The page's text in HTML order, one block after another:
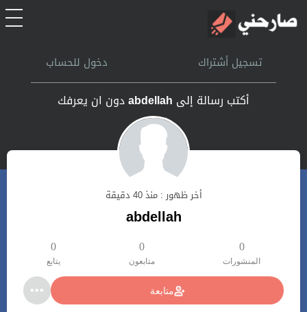
الرئيسيةتسجيل أشتراك دخول للحساب
أكتب رسالة إلى abdellahدون ان يعرفك
أخر ظهور : منذ 40 دقيقة
abdellah
0
المنشورات
0
متابعون
0
يتابع
متابعة